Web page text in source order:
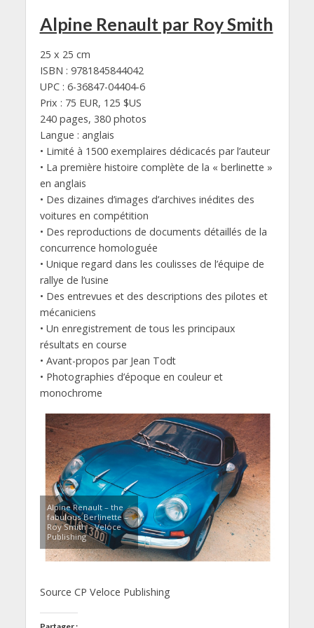
Alpine Renault par Roy Smith
25 x 25 cm
ISBN : 9781845844042
UPC : 6-36847-04404-6
Prix : 75 EUR, 125 $US
240 pages, 380 photos
Langue : anglais
• Limité à 1500 exemplaires dédicacés par l’auteur
• La première histoire complète de la « berlinette »
en anglais
• Des dizaines d’images d’archives inédites des
voitures en compétition
• Des reproductions de documents détaillés de la
concurrence homologuée
• Unique regard dans les coulisses de l’équipe de
rallye de l’usine
• Des entrevues et des descriptions des pilotes et
mécaniciens
• Un enregistrement de tous les principaux
résultats en course
• Avant-propos par Jean Todt
• Photographies d’époque en couleur et
monochrome
Alpine Renault – the
fabulous Berlinette –
Roy Smith – Veloce
Publishing
Source CP Veloce Publishing